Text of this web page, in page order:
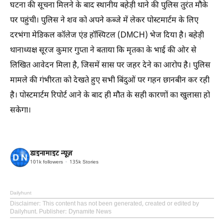
घटना की सूचना मिलने के बाद स्थानीय बहेड़ी थाने की पुलिस तुरंत मौके
पर पहुंची। पुलिस ने शव को अपने कब्जे में लेकर पोस्टमार्टम के लिए
दरभंगा मेडिकल कॉलेज एंड हॉस्पिटल (DMCH) भेज दिया है। बहेड़ी
थानाध्यक्ष सूरज कुमार गुप्ता ने बताया कि मृतका के भाई की ओर से
लिखित आवेदन मिला है, जिसमें सास पर जहर देने का आरोप है। पुलिस
मामले की गंभीरता को देखते हुए सभी बिंदुओं पर गहन छानबीन कर रही
है। पोस्टमार्टम रिपोर्ट आने के बाद ही मौत के सही कारणों का खुलासा हो
सकेगा।
डाइनामाइट न्यूज़
101k followers 135k Stories
Dailyhunt
Disclaimer: This content has not been generated, created or edited by
Dailyhunt. Publisher: Dynamite News